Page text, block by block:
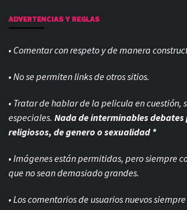
ADVERTENCIAS Y REGLAS
• Comentar con respeto y de manera
• No se permiten links de otros sitios.
• Tratar de hablar de la pelicula en cuestión,
especiales. Nada de interminables
religiosos, de genero o sexualidad *
• Imágenes están permitidas, pero siempre
que no sean demasiado grandes.
• Los comentarios de usuarios nuevos